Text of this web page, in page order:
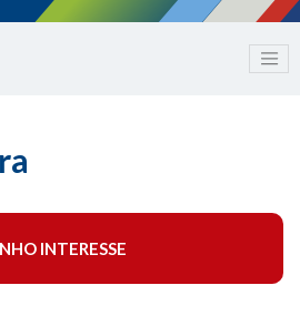
INTERESSE